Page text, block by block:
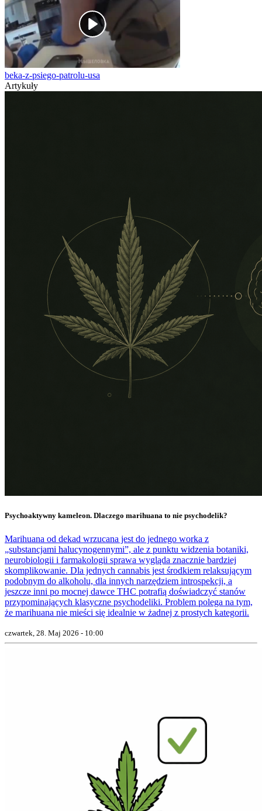
beka-z-psiego-patrolu-usa
Artykuły
Psychoaktywny kameleon. Dlaczego marihuana to nie psychodelik?
Marihuana od dekad wrzucana jest do jednego worka z
„substancjami halucynogennymi”, ale z punktu widzenia botaniki,
neurobiologii i farmakologii sprawa wygląda znacznie bardziej
skomplikowanie. Dla jednych cannabis jest środkiem relaksującym
podobnym do alkoholu, dla innych narzędziem introspekcji, a
jeszcze inni po mocnej dawce THC potrafią doświadczyć stanów
przypominających klasyczne psychodeliki. Problem polega na tym,
że marihuana nie mieści się idealnie w żadnej z prostych kategorii.
czwartek, 28. Maj 2026 - 10:00